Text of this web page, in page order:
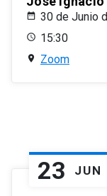
30 de Junio
15:30
Zoom
23 JUN